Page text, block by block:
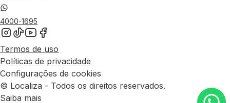
4000-1695
Termos de uso
Políticas de privacidade
Configurações de cookies
© Localiza - Todos os direitos reservados.
Saiba mais